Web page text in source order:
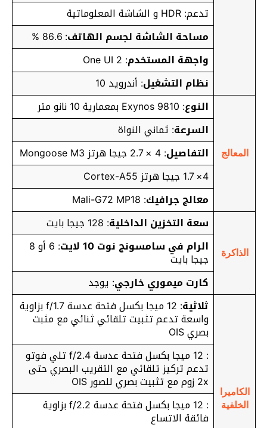
تدعم: HDR و الشاشة المعلوماتية
مساحة الشاشة لجسم الهاتف: 86.6 %
واجهة المستخدم: One UI 2
نظام التشغيل: أندرويد 10
المعالج
النوع: Exynos 9810 بمعمارية 10 نانو متر
السرعة: ثماني النواة
التفاصيل: 4 × 2.7 جيجا هرتز Mongoose M3
4× 1.7 جيجا هرتز Cortex-A55
معالج جرافيك: Mali-G72 MP18
الذاكرة
سعة التخزين الداخلية: 128 جيجا بايت
الرام في سامسونج نوت 10 لايت
: 6 أو 8
جيجا بايت
كارت ميموري خارجي: يوجد
الكاميرا
الخلفية
ثلاثية : 12 ميجا بكسل فتحة عدسة f/1.7 بزاوية
واسعة تدعم تثبيت تلقائي ثنائي مع مثبت
بصري OIS
: 12 ميجا بكسل فتحة عدسة f/2.4 تلي فوتو
تدعم تركيز تلقائي مع التقريب البصري حتى
2x زوم مع تثبيت بصري للصور OIS
: 12 ميجا بكسل فتحة عدسة f/2.2 بزاوية
فائقة الاتساع